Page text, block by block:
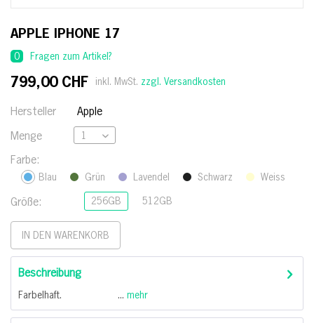
APPLE IPHONE 17
0 Fragen zum Artikel?
799,00 CHF inkl. MwSt. zzgl. Versandkosten
Hersteller
Apple
Menge
Farbe:
Blau Grün Lavendel Schwarz Weiss
Größe: 256GB 512GB
IN DEN WARENKORB
Beschreibung
Farbelhaft. ... mehr